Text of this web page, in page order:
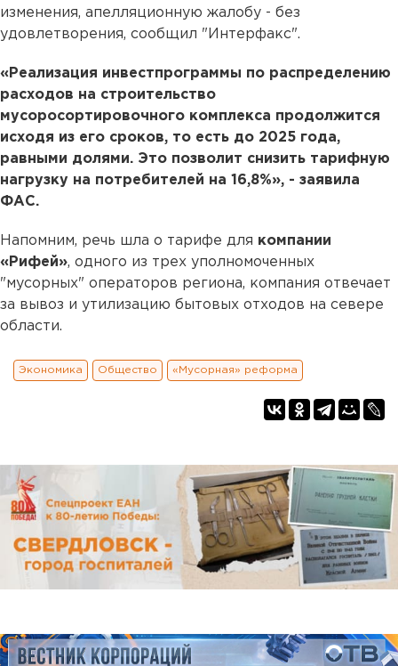
изменения, апелляционную жалобу - без
удовлетворения, сообщил "Интерфакс".
«Реализация инвестпрограммы по распределению
расходов на строительство
мусоросортировочного комплекса продолжится
исходя из его сроков, то есть до 2025 года,
равными долями. Это позволит снизить тарифную
нагрузку на потребителей на 16,8%», - заявила
ФАС.
Напомним, речь шла о тарифе для компании
«Рифей», одного из трех уполномоченных
"мусорных" операторов региона, компания отвечает
за вывоз и утилизацию бытовых отходов на севере
области.
Экономика Общество «Мусорная» реформа